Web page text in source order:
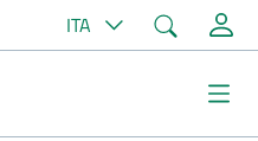
ITA Cerca